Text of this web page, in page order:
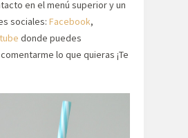
en el menú superior y un
sociales: Facebook,
donde puedes
lo que quieras ¡Te